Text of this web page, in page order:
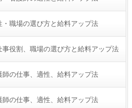
・職場の選び方と給料アップ法
役割、職場の選び方と給料アップ法
の仕事、適性、給料アップ法
の仕事、適性、給料アップ法